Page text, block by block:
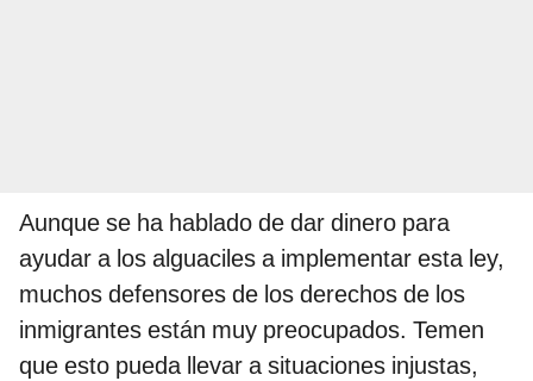
Aunque se ha hablado de dar dinero para
ayudar a los alguaciles a implementar esta ley,
muchos defensores de los derechos de los
inmigrantes están muy preocupados. Temen
que esto pueda llevar a situaciones injustas,